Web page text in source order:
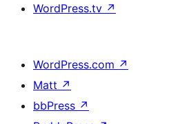
WordPress.tv ↗
WordPress.com ↗
Matt ↗
bbPress ↗